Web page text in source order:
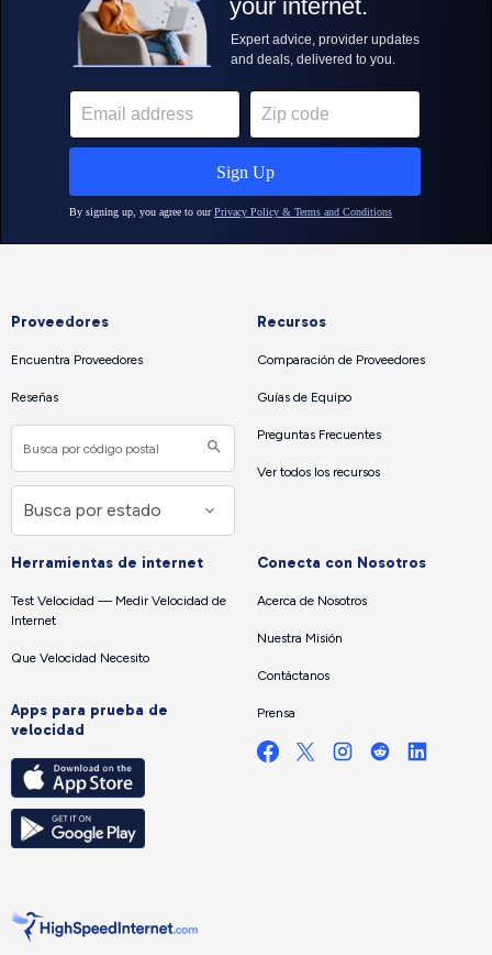
Proveedores
Encuentra Proveedores
Reseñas
Recursos
Comparación de Proveedores
Guías de Equipo
Preguntas Frecuentes
Ver todos los recursos
Herramientas de internet
Test Velocidad — Medir Velocidad de
Internet
Que Velocidad Necesito
Apps para prueba de
velocidad
Conecta con Nosotros
Acerca de Nosotros
Nuestra Misión
Contáctanos
Prensa